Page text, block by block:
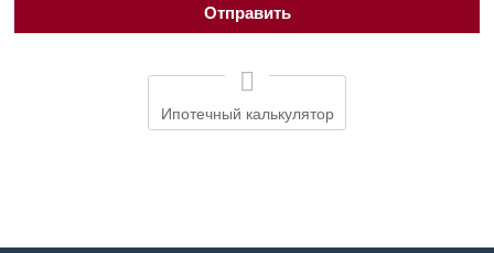
Ипотечный калькулятор